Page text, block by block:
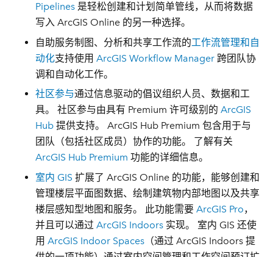
Pipelines 是轻松创建和计划简单管线，从而将数据
写入 ArcGIS Online 的另一种选择。
自助服务制图、分析和共享工作流的工作流管理和自
动化支持使用ArcGIS Workflow Manager 跨团队协
调和自动化工作。
社区参与通过信息驱动的倡议组织人员、数据和工
具。 社区参与由具有 Premium 许可级别的ArcGIS
Hub 提供支持。 ArcGIS Hub Premium 包含用于与
团队（包括社区成员）协作的功能。 了解有关
ArcGIS Hub Premium 功能的详细信息。
室内 GIS 扩展了 ArcGIS Online 的功能，能够创建和
管理楼层平面图数据、绘制建筑物内部地图以及共享
楼层感知型地图和服务。 此功能需要ArcGIS Pro，
并且可以通过ArcGIS Indoors 实现。 室内 GIS 还使
用ArcGIS Indoor Spaces （通过 ArcGIS Indoors 提